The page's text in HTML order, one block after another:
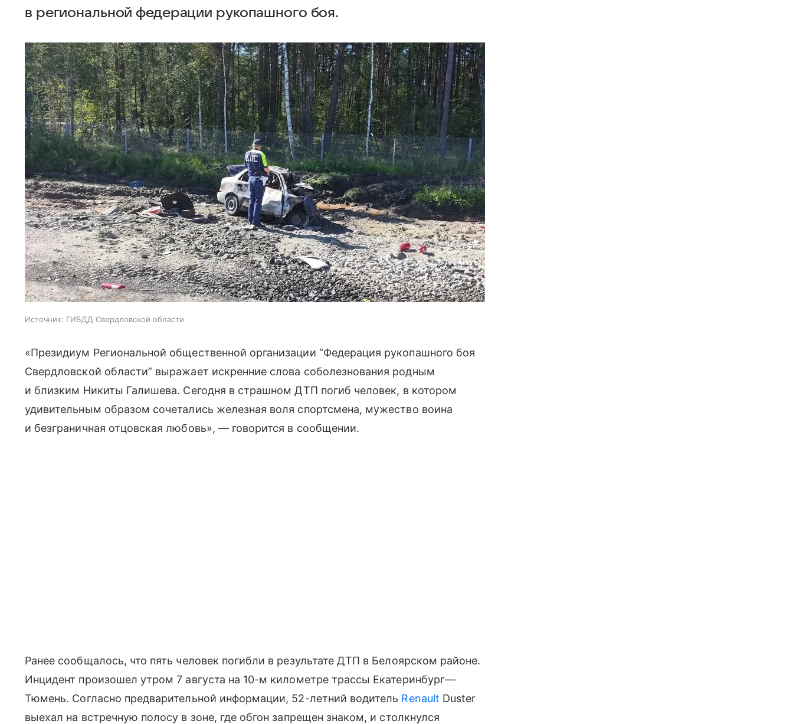
в региональной федерации рукопашного боя.
Источник: ГИБДД Свердловской области
«Президиум Региональной общественной организации “Федерация рукопашного боя
Свердловской области” выражает искренние слова соболезнования родным
и близким Никиты Галишева. Сегодня в страшном ДТП погиб человек, в котором
удивительным образом сочетались железная воля спортсмена, мужество воина
и безграничная отцовская любовь», — говорится в сообщении.
Ранее сообщалось, что пять человек погибли в результате ДТП в Белоярском районе.
Инцидент произошел утром 7 августа на 10-м километре трассы Екатеринбург—
Тюмень. Согласно предварительной информации, 52-летний водитель Renault Duster
выехал на встречную полосу в зоне, где обгон запрещен знаком, и столкнулся